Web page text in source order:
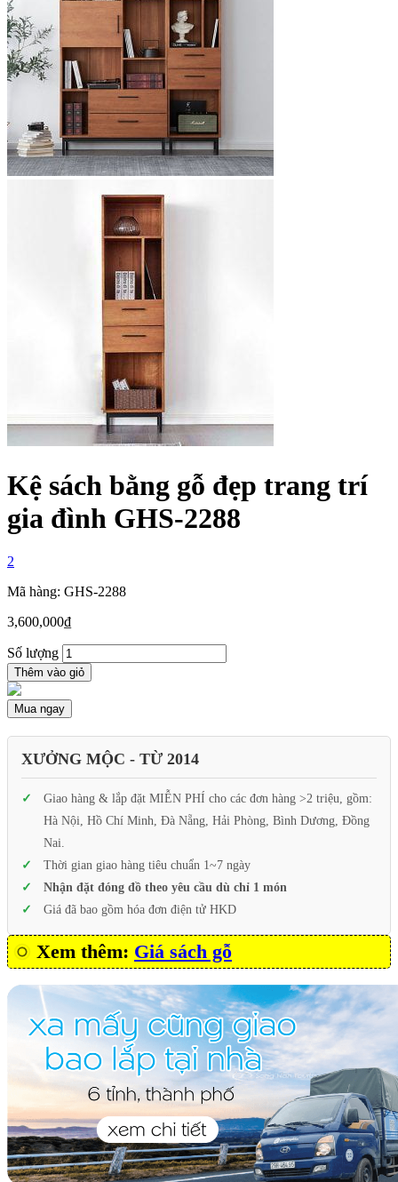
Kệ sách bằng gỗ đẹp trang trí
gia đình GHS-2288
2
Mã hàng: GHS-2288
3,600,000₫
Số lượng
Thêm vào giỏ
Mua ngay
XƯỞNG MỘC - TỪ 2014
Giao hàng & lắp đặt MIỄN PHÍ cho các đơn hàng >2 triệu, gồm:
Hà Nội, Hồ Chí Minh, Đà Nẵng, Hải Phòng, Bình Dương, Đồng
Nai.
Thời gian giao hàng tiêu chuẩn 1~7 ngày
Nhận đặt đóng đồ theo yêu cầu dù chỉ 1 món
Giá đã bao gồm hóa đơn điện tử HKD
Xem thêm: Giá sách gỗ